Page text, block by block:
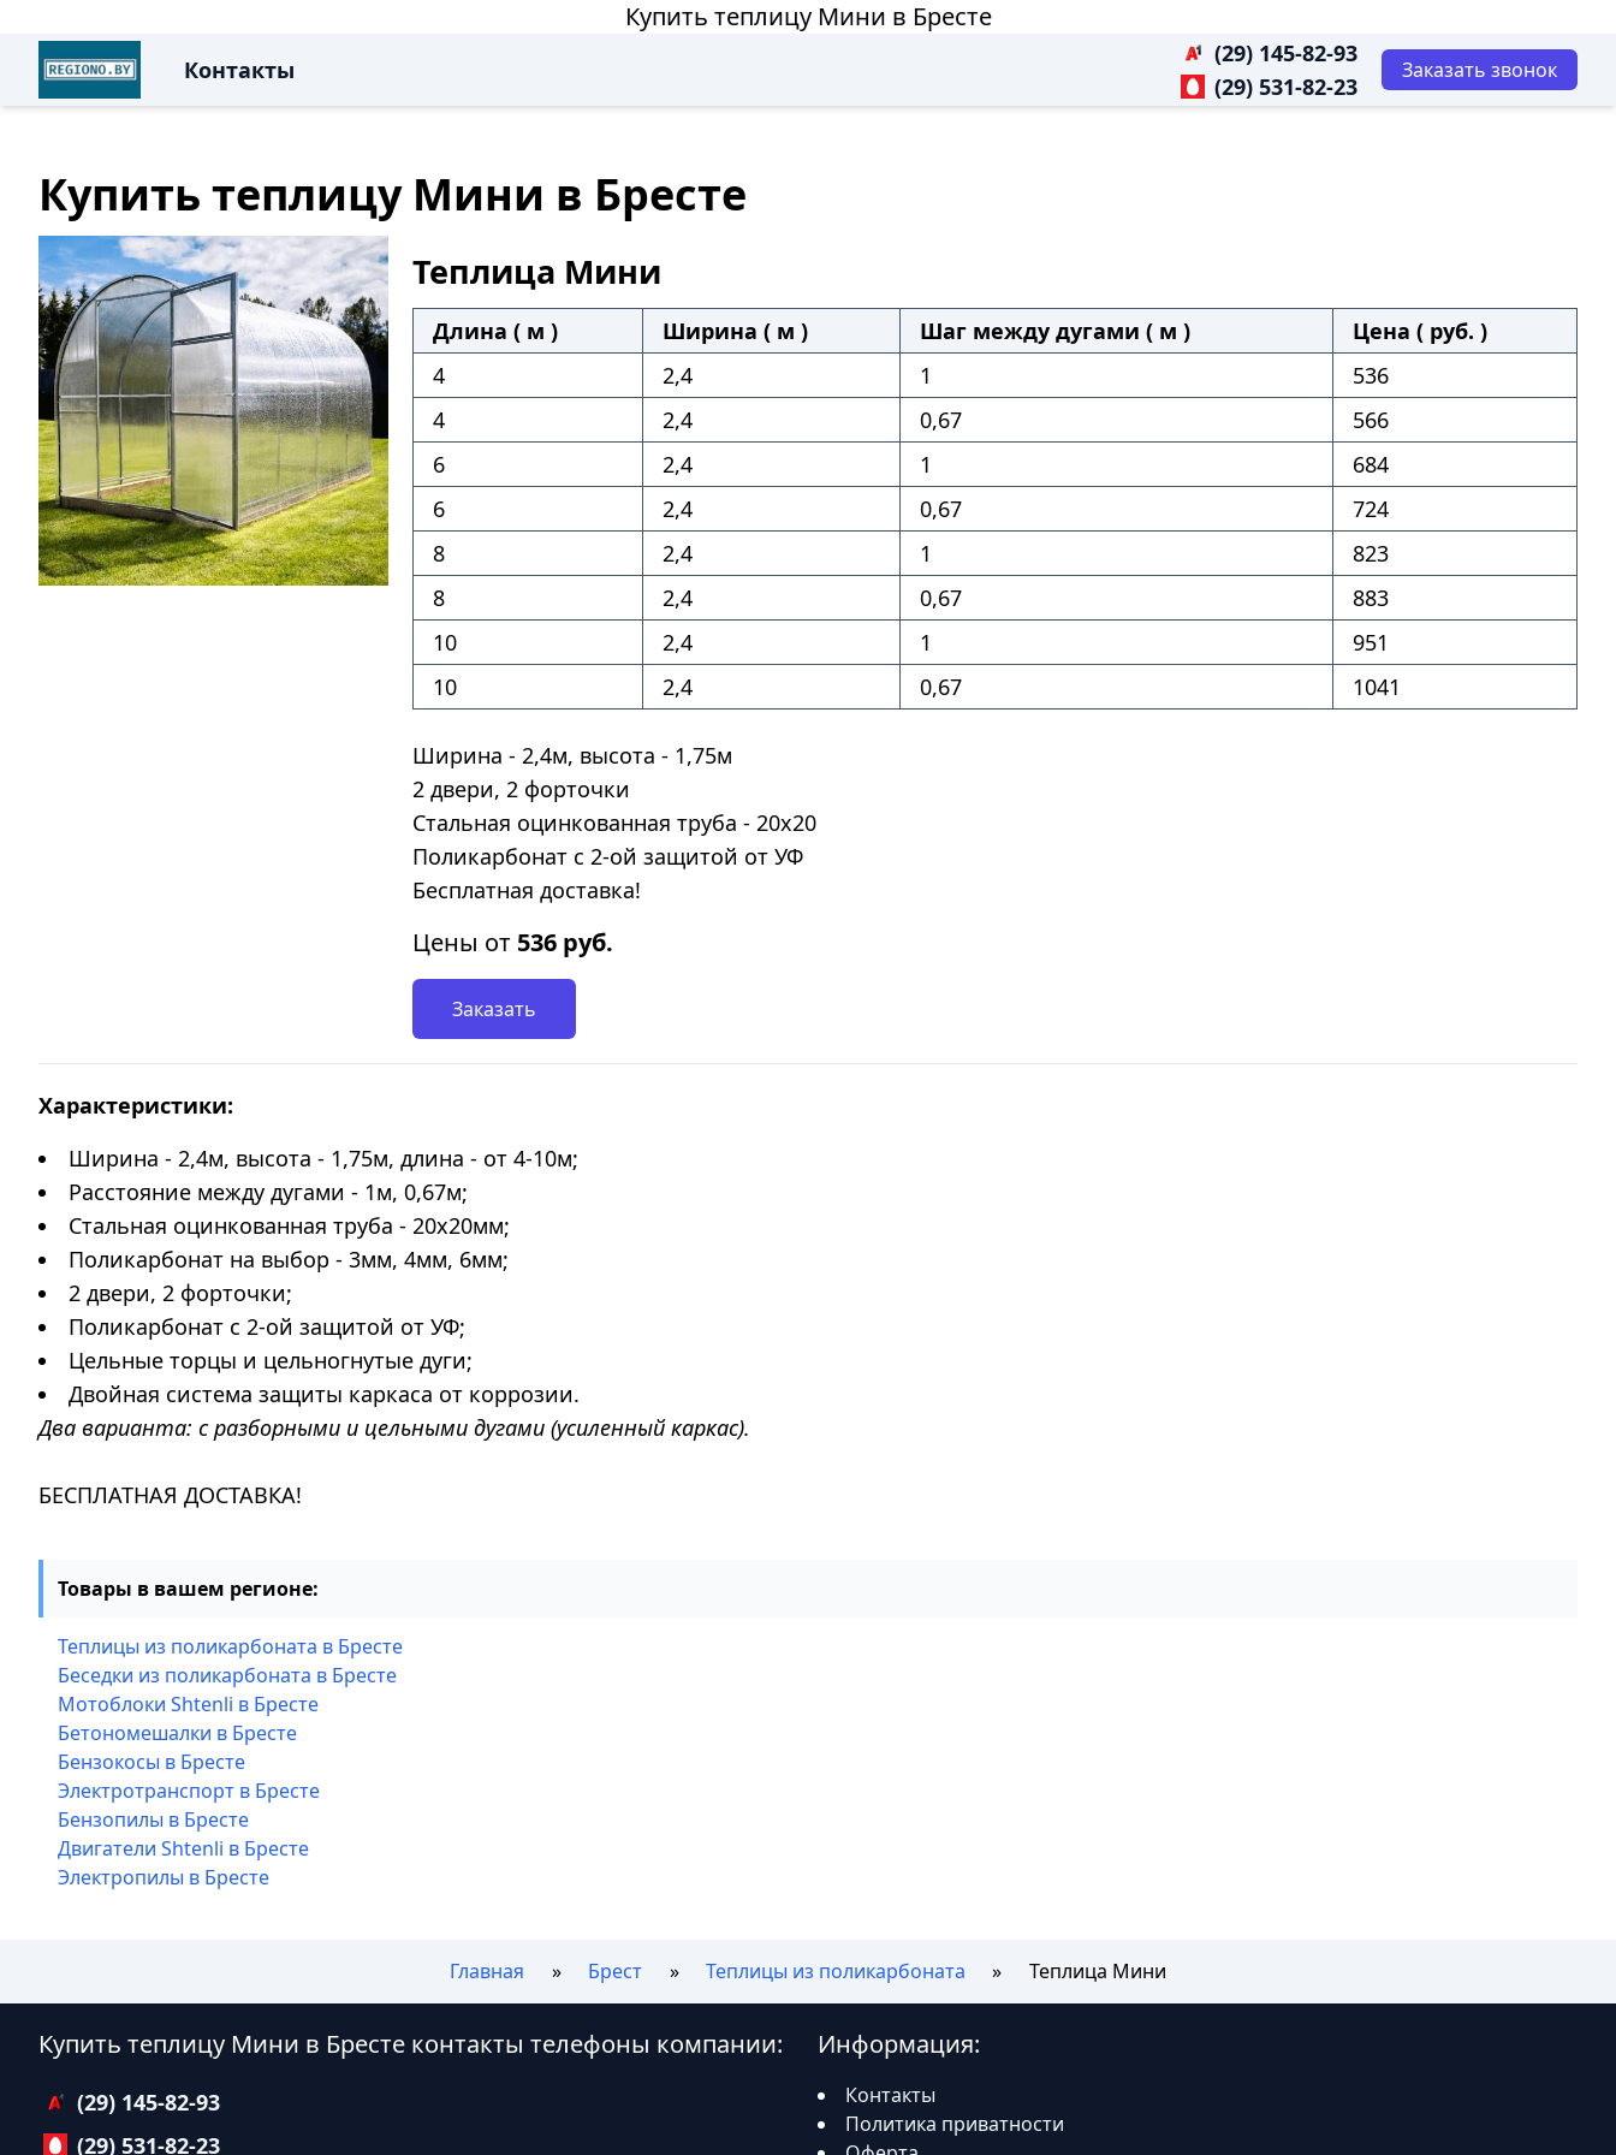
Купить теплицу Мини в Бресте
Контакты
(29) 145-82-93
(29) 531-82-23
Заказать звонок
Купить теплицу Мини в Бресте
Теплица Мини
Длина ( м ) Ширина ( м ) Шаг между дугами ( м )
Цена ( руб. )
4
2,4 1
536
4
2,4 0,67
566
6
2,4 1
684
6
2,4 0,67
724
8
2,4 1
823
8
2,4 0,67
883
10
2,4 1
951
10
2,4 0,67 1041
Ширина - 2,4м, высота - 1,75м
2 двери, 2 форточки
Стальная оцинкованная труба - 20х20
Поликарбонат с 2-ой защитой от УФ
Бесплатная доставка!
Цены от 536 руб.
Заказать
Характеристики:
Ширина - 2,4м, высота - 1,75м, длина - от 4-10м;
Расстояние между дугами - 1м, 0,67м;
Стальная оцинкованная труба - 20х20мм;
Поликарбонат на выбор - 3мм, 4мм, 6мм;
2 двери, 2 форточки;
Поликарбонат с 2-ой защитой от УФ;
Цельные торцы и цельногнутые дуги;
Двойная система защиты каркаса от коррозии.
Два варианта: с разборными и цельными дугами (усиленный каркас).
БЕСПЛАТНАЯ ДОСТАВКА!
Товары в вашем регионе:
Теплицы из поликарбоната в Бресте
Беседки из поликарбоната в Бресте
Мотоблоки Shtenli в Бресте
Бетономешалки в Бресте
Бензокосы в Бресте
Электротранспорт в Бресте
Бензопилы в Бресте
Двигатели Shtenli в Бресте
Электропилы в Бресте
Главная Брест Теплицы из поликарбоната Теплица Мини
Купить теплицу Мини в Бресте контакты телефоны компании:
(29) 145-82-93
(29) 531-82-23
Информация:
Контакты
Политика приватности